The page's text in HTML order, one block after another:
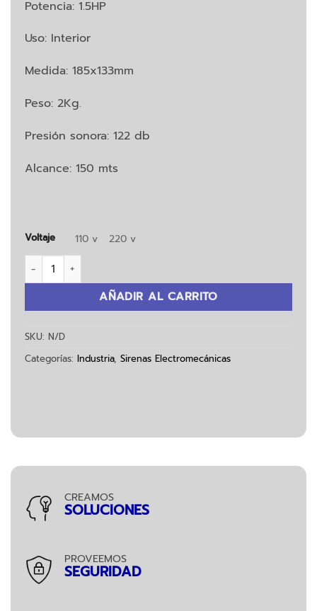
Potencia: 1.5HP
Uso: Interior
Medida: 185x133mm
Peso: 2Kg.
Presión sonora: 122 db
Alcance: 150 mts
Voltaje 110 v 220 v
Sirena Electromecánica S1/5-INTERIOR cantidad
AÑADIR AL CARRITO
SKU: N/D
Categorías: Industria, Sirenas Electromecánicas
CREAMOS
SOLUCIONES
PROVEEMOS
SEGURIDAD